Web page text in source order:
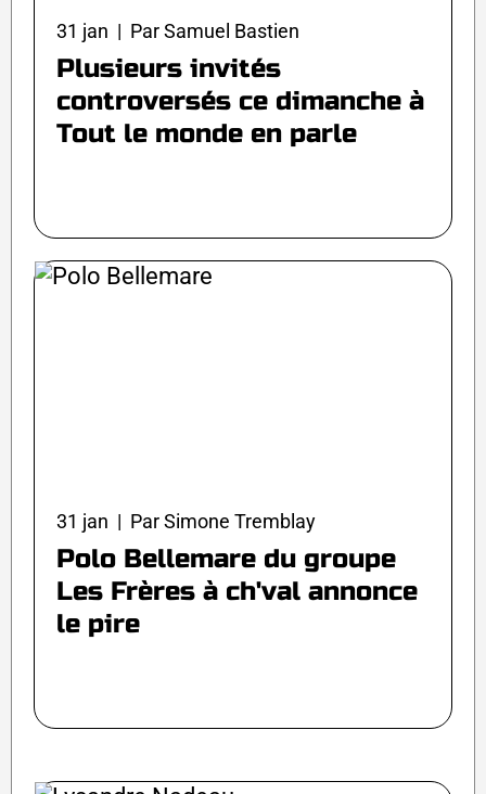
31 jan | Par Samuel Bastien
Plusieurs invités
controversés ce dimanche à
Tout le monde en parle
31 jan | Par Simone Tremblay
Polo Bellemare du groupe
Les Frères à ch'val annonce
le pire